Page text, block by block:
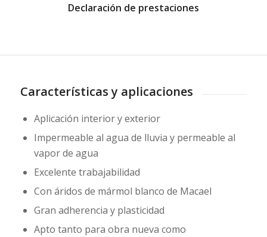
Declaración de prestaciones
Características y aplicaciones
Aplicación interior y exterior
Impermeable al agua de lluvia y permeable al
vapor de agua
Excelente trabajabilidad
Con áridos de mármol blanco de Macael
Gran adherencia y plasticidad
Apto tanto para obra nueva como